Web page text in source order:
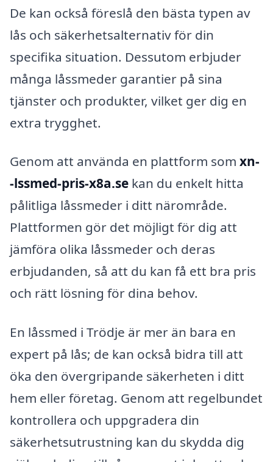
De kan också föreslå den bästa typen av
lås och säkerhetsalternativ för din
specifika situation. Dessutom erbjuder
många låssmeder garantier på sina
tjänster och produkter, vilket ger dig en
extra trygghet.
Genom att använda en plattform som xn-
-lssmed-pris-x8a.se kan du enkelt hitta
pålitliga låssmeder i ditt närområde.
Plattformen gör det möjligt för dig att
jämföra olika låssmeder och deras
erbjudanden, så att du kan få ett bra pris
och rätt lösning för dina behov.
En låssmed i Trödje är mer än bara en
expert på lås; de kan också bidra till att
öka den övergripande säkerheten i ditt
hem eller företag. Genom att regelbundet
kontrollera och uppgradera din
säkerhetsutrustning kan du skydda dig